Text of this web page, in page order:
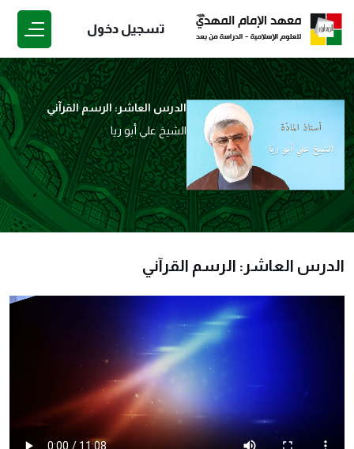
تسجيل دخول
الدرس العاشر: الرسم القرآني
الشيخ علي أبو ريا
الدرس العاشر: الرسم القرآني